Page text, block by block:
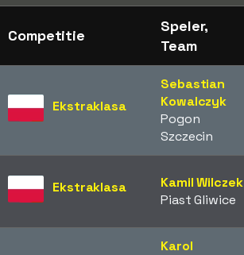
Competitie
Speler,
Team
Ekstraklasa
Sebastian
Kowalczyk
Pogon
Szczecin
Ekstraklasa
Kamil Wilczek
Piast Gliwice
Karol